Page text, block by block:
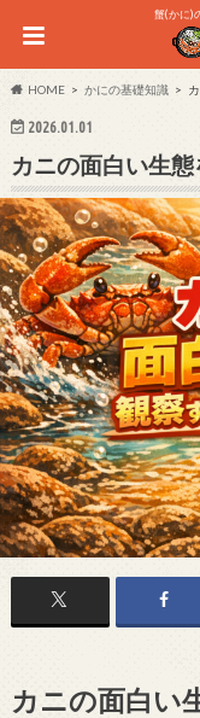
蟹(かに)
HOME かにの基礎知識
2026.01.01
カニの面白い生
カニの面白い